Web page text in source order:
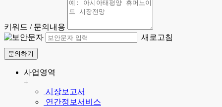
키워드 / 문의내용
새로고침
문의하기
사업영역
+
시장보고서
연간정보서비스